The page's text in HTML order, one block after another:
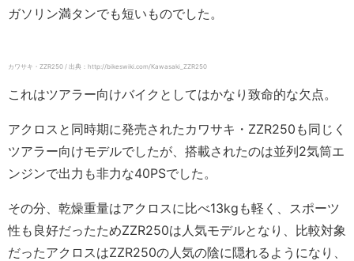
ガソリン満タンでも短いものでした。
カワサキ・ZZR250 / 出典：http://bikeswiki.com/Kawasaki_ZZR250
これはツアラー向けバイクとしてはかなり致命的な欠点。
アクロスと同時期に発売されたカワサキ・ZZR250も同じく
ツアラー向けモデルでしたが、搭載されたのは並列2気筒エ
ンジンで出力も非力な40PSでした。
その分、乾燥重量はアクロスに比べ13kgも軽く、スポーツ
性も良好だったためZZR250は人気モデルとなり、比較対象
だったアクロスはZZR250の人気の陰に隠れるようになり、